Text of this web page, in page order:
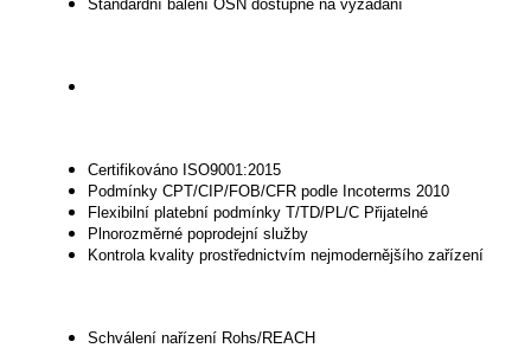
Standardní balení OSN dostupné na vyžádání
Certifikováno ISO9001:2015
Podmínky CPT/CIP/FOB/CFR podle Incoterms 2010
Flexibilní platební podmínky T/TD/PL/C Přijatelné
Plnorozměrné poprodejní služby
Kontrola kvality prostřednictvím nejmodernějšího zařízení
Schválení nařízení Rohs/REACH